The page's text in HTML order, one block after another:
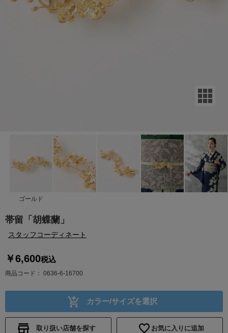
ゴールド
帯留「胡蝶蘭」
スタッフコーディネート
￥6,600税込
商品コード 0636-6-16700
カラー/サイズを選択
取り扱い店舗を探す お気に入りに追加